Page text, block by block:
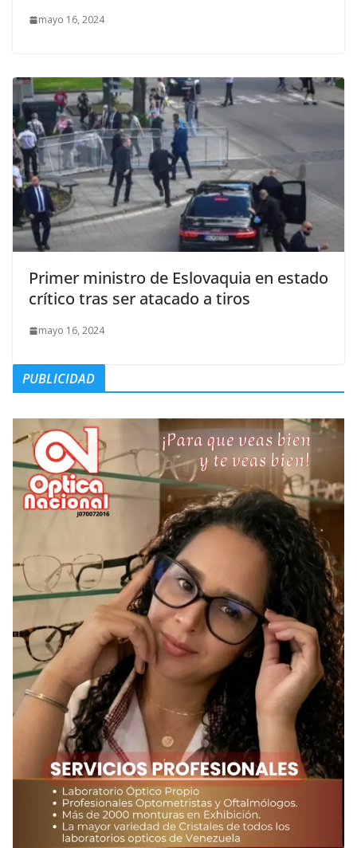
mayo 16, 2024
Primer ministro de Eslovaquia en estado
crítico tras ser atacado a tiros
mayo 16, 2024
PUBLICIDAD